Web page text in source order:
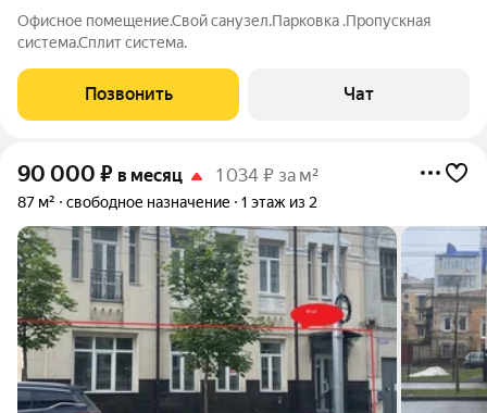
Офисное помещение.Свой санузел.Парковка .Пропускная
система.Сплит система.
Позвонить Чат
90 000 ₽ в месяц 1 034 ₽ за м²
87 м² свободное назначение 1 этаж из 2